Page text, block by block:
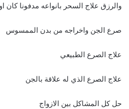
والرزق علاج السحر بانواعه مدفونا كان
صرع الجن واخراجه من بدن الممسوس
علاج الصرع الطبيعي
علاج الصرع الذي له علاقة بالجن
حل كل المشاكل بين الازواج